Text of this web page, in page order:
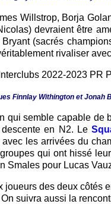
Willstrop, Borja
devraient être
(sacrés
rivaliser
Finnlay Withington et
qui semble capable de
en N2. Le
les arrivées du
qui ont hissé
Smales pour Lucas
joueurs des deux côtés
suivra aussi la